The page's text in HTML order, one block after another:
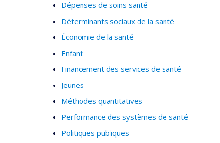
Dépenses de soins santé
Déterminants sociaux de la santé
Économie de la santé
Enfant
Financement des services de santé
Jeunes
Méthodes quantitatives
Performance des systèmes de santé
Politiques publiques